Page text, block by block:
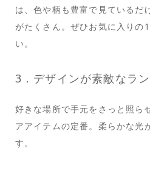
は、色や柄も豊富で見ているだ
がたくさん。ぜひお気に入りの
い。
3．デザインが素敵なラ
好きな場所で手元をさっと照ら
アアイテムの定番。柔らかな光
す。